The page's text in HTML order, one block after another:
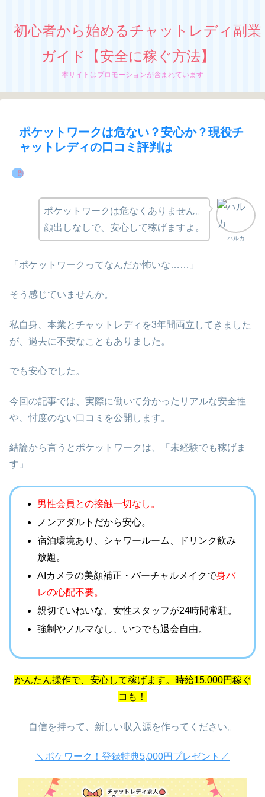
初心者から始めるチャットレディ副業
ガイド【安全に稼ぐ方法】
本サイトはプロモーションが含まれています
ポケットワークは危ない？安心か？現役チ
ャットレディの口コミ評判は
副業ならチャットレディ
ハルカ
ポケットワークは危なくありません。
顔出しなしで、安心して稼げますよ。
「ポケットワークってなんだか怖いな……」
そう感じていませんか。
私自身、本業とチャットレディを3年間両立してきました
が、過去に不安なこともありました。
でも安心でした。
今回の記事では、 実際に働いて分かったリアルな安全性
や、忖度のない口コミを公開します。
結論から言うとポケットワークは、「未経験でも稼げま
す」
男性会員との接触一切なし。
ノンアダルトだから安心。
宿泊環境あり、シャワールーム、ドリンク飲み
放題。
AIカメラの美顔補正・バーチャルメイクで身バ
レの心配不要。
親切ていねいな、女性スタッフが24時間常駐。
強制やノルマなし、 いつでも退会自由。
かんたん操作で、安心して稼げます。時給15,000円稼ぐ
コも！
自信を持って、新しい収入源を作ってください。
＼ポケワーク！登録特典5,000円プレゼント／